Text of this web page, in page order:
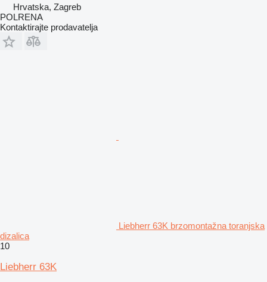
Hrvatska, Zagreb
POLRENA
Kontaktirajte prodavatelja
Liebherr 63K brzomontažna toranjska
dizalica
10
Liebherr 63K